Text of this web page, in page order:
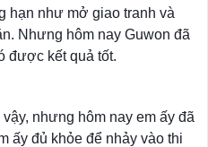
hạn như mở giao tranh và
Nhưng hôm nay Guwon đã
được kết quả tốt.
nhưng hôm nay em ấy đã
ấy đủ khỏe để nhảy vào thi